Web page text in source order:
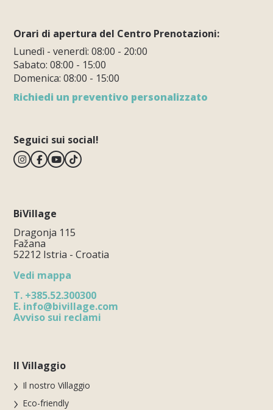
Orari di apertura del Centro Prenotazioni:
Lunedì - venerdì: 08:00 - 20:00
Sabato: 08:00 - 15:00
Domenica: 08:00 - 15:00
Richiedi un preventivo personalizzato
Seguici sui social!
BiVillage
Dragonja 115
Fažana
52212 Istria - Croatia
Vedi mappa
T. +385.52.300300
E. info@bivillage.com
Avviso sui reclami
Il Villaggio
Il nostro Villaggio
Eco-friendly